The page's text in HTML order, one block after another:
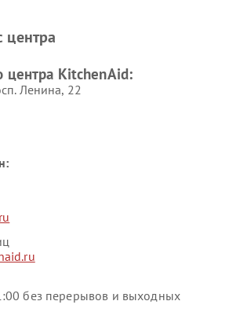
центра
центра KitchenAid:
Ленина, 22
без перерывов и выходных